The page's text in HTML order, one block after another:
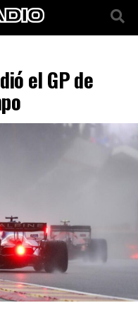
el GP de